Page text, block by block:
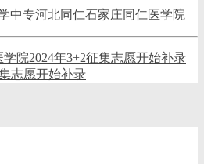
中专河北同仁石家庄同仁医学院
院2024年3+2征集志愿开始补录
志愿开始补录